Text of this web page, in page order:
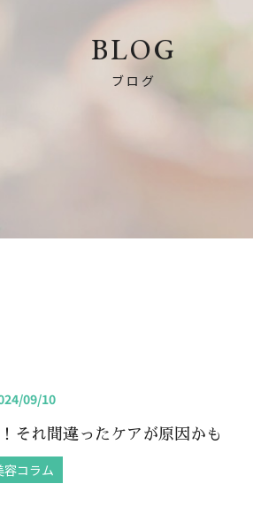
BLOG
ブログ
09/10
それ間違ったケアが原因かも
容コラム